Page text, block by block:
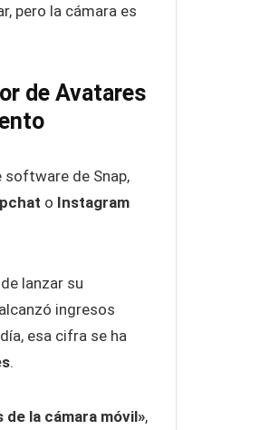
pero la cámara es
de Avatares
software de Snap,
o Instagram
lanzar su
ingresos
esa cifra se ha
.
la cámara móvil»,